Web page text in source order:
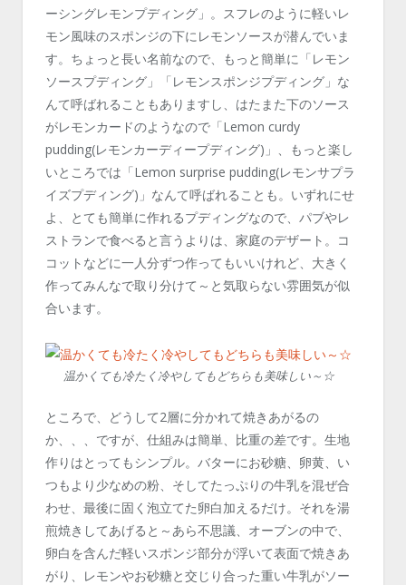
ーシングレモンプディング」。スフレのように軽いレ
モン風味のスポンジの下にレモンソースが潜んでいま
す。ちょっと長い名前なので、もっと簡単に「レモン
ソースプディング」「レモンスポンジプディング」な
んて呼ばれることもありますし、はたまた下のソース
がレモンカードのようなので「Lemon curdy
pudding(レモンカーディープディング)」、もっと楽し
いところでは「Lemon surprise pudding(レモンサプラ
イズプディング)」なんて呼ばれることも。いずれにせ
よ、とても簡単に作れるプディングなので、パブやレ
ストランで食べると言うよりは、家庭のデザート。コ
コットなどに一人分ずつ作ってもいいけれど、大きく
作ってみんなで取り分けて～と気取らない雰囲気が似
合います。
温かくても冷たく冷やしてもどちらも美味しい～☆
ところで、どうして2層に分かれて焼きあがるの
か、、、ですが、仕組みは簡単、比重の差です。生地
作りはとってもシンプル。バターにお砂糖、卵黄、い
つもより少なめの粉、そしてたっぷりの牛乳を混ぜ合
わせ、最後に固く泡立てた卵白加えるだけ。それを湯
煎焼きしてあげると～あら不思議、オーブンの中で、
卵白を含んだ軽いスポンジ部分が浮いて表面で焼きあ
がり、レモンやお砂糖と交じり合った重い牛乳がソー